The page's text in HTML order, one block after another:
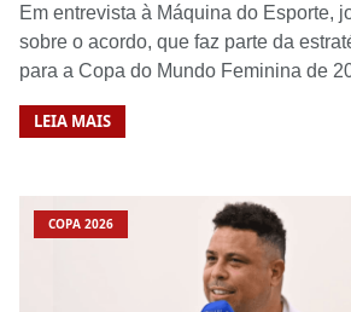
Em entrevista à Máquina do Esporte,
sobre o acordo, que faz parte da
para a Copa do Mundo Feminina de
LEIA MAIS
COPA 2026